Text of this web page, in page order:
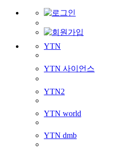
YTN
YTN 사이언스
YTN2
YTN world
YTN dmb